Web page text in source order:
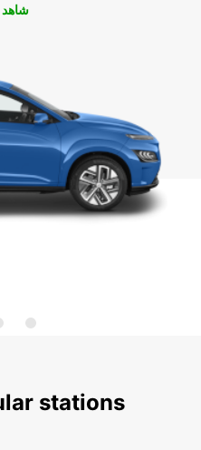
شاهد
stations